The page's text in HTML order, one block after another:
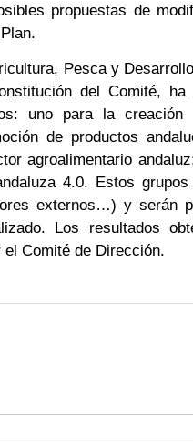
propuestas de
Pesca y
del Comité,
uno para la
de productos
agroalimentario
4.0. Estos
externos…) y serán
Los resultados
Comité de Dirección.